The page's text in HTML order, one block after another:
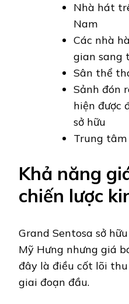
Nhà hát
Nam
Các nhà
gian sang
Sân thể
Sảnh đón
hiện được
sở hữu
Trung
Khả năng
chiến lược
Grand Sentosa sở
Mỹ Hưng nhưng giá
đây là điều cốt lõi
giai đoạn đầu.